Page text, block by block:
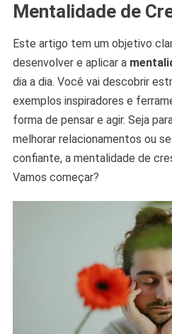
Mentalidade de
Este artigo tem um objetivo
desenvolver e aplicar a
dia a dia. Você vai descobrir
exemplos inspiradores e
forma de pensar e agir. Seja
melhorar relacionamentos ou
confiante, a mentalidade de
Vamos começar?